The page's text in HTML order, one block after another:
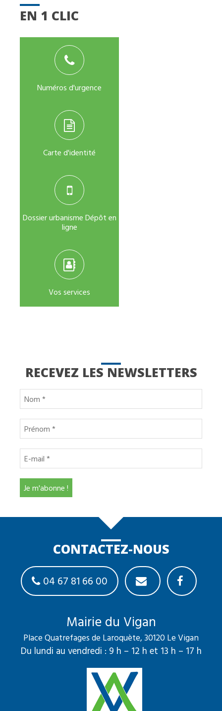
EN 1 CLIC
Numéros d'urgence
Carte d'identité
Dossier urbanisme Dépôt en
ligne
Vos services
RECEVEZ LES NEWSLETTERS
CONTACTEZ-NOUS
04 67 81 66 00
Mairie du Vigan
Place Quatrefages de Laroquète, 30120 Le Vigan
Du lundi au vendredi : 9 h – 12 h et 13 h – 17 h